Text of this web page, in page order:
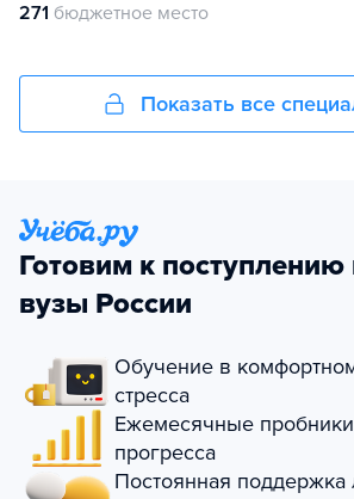
271 бюджетное место
Показать все
Готовим к
вузы России
Обучение в
стресса
Ежемесячные пробники
прогресса
Постоянная поддержка